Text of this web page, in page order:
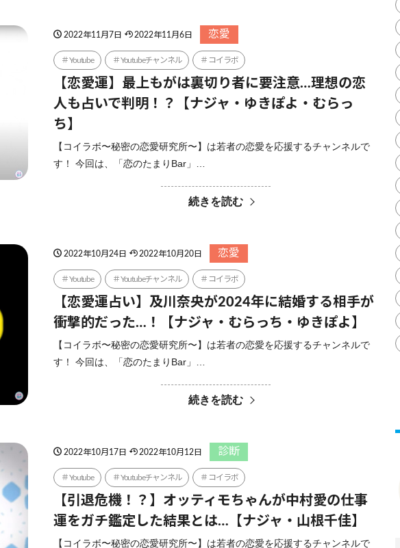
2022年11月7日 2022年11月6日 恋愛
Youtube Youtubeチャンネル コイラボ
【恋愛運】最上もがは裏切り者に要注意…理想の恋
人も占いで判明！？【ナジャ・ゆきぽよ・むらっ
ち】
【コイラボ〜秘密の恋愛研究所〜】は若者の恋愛を応援するチャンネルで
す！ 今回は、「恋のたまりBar」…
続きを読む
2022年10月24日 2022年10月20日 恋愛
Youtube Youtubeチャンネル コイラボ
【恋愛運占い】及川奈央が2024年に結婚する相手が
衝撃的だった…！【ナジャ・むらっち・ゆきぽよ】
【コイラボ〜秘密の恋愛研究所〜】は若者の恋愛を応援するチャンネルで
す！ 今回は、「恋のたまりBar」…
続きを読む
2022年10月17日 2022年10月12日 診断
Youtube Youtubeチャンネル コイラボ
【引退危機！？】オッティモちゃんが中村愛の仕事
運をガチ鑑定した結果とは…【ナジャ・山根千佳】
【コイラボ〜秘密の恋愛研究所〜】は若者の恋愛を応援するチャンネルで